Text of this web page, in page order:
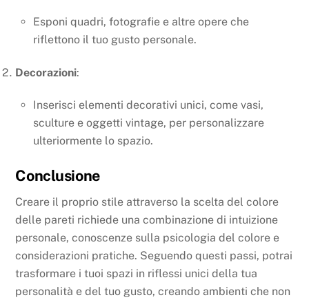
Esponi quadri, fotografie e altre opere che
riflettono il tuo gusto personale.
Decorazioni:
Inserisci elementi decorativi unici, come vasi,
sculture e oggetti vintage, per personalizzare
ulteriormente lo spazio.
Conclusione
Creare il proprio stile attraverso la scelta del colore
delle pareti richiede una combinazione di intuizione
personale, conoscenze sulla psicologia del colore e
considerazioni pratiche. Seguendo questi passi, potrai
trasformare i tuoi spazi in riflessi unici della tua
personalità e del tuo gusto, creando ambienti che non